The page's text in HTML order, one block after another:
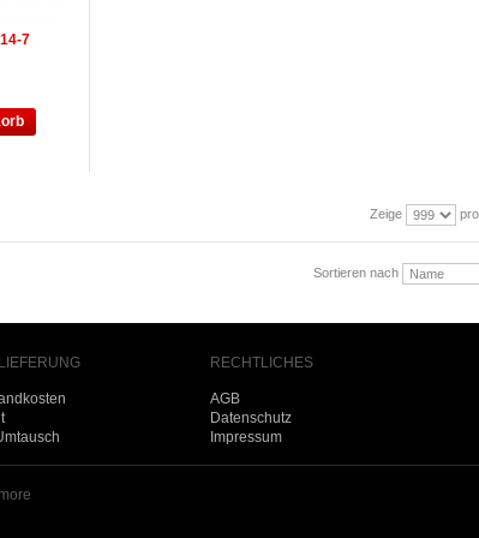
7
Zeige
Sortieren nach
RECHTLICHES
AGB
Datenschutz
Impressum